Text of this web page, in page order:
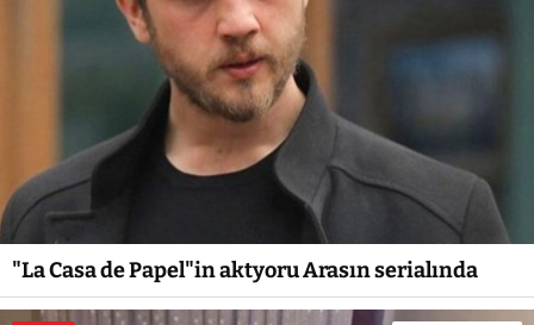
"La Casa de Papel"in aktyoru Arasın serialında